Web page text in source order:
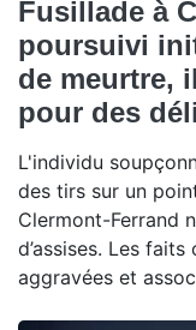
Fusillade à
poursuivi
de meurtre,
pour des
L'individu
des tirs sur un
Clermont-Ferrand
d’assises. Les
aggravées et